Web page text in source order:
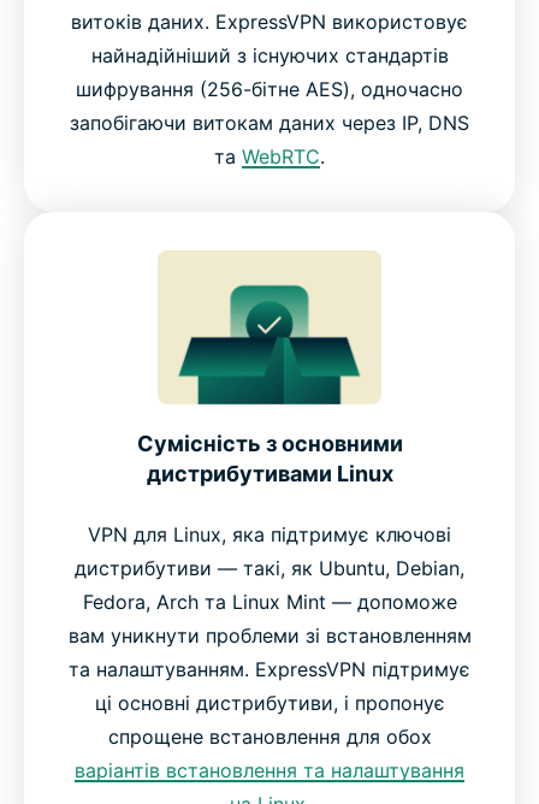
витоків даних. ExpressVPN використовує
найнадійніший з існуючих стандартів
шифрування (256-бітне AES), одночасно
запобігаючи витокам даних через IP, DNS
та WebRTC.
Сумісність з основними
дистрибутивами Linux
VPN для Linux, яка підтримує ключові
дистрибутиви — такі, як Ubuntu, Debian,
Fedora, Arch та Linux Mint — допоможе
вам уникнути проблеми зі встановленням
та налаштуванням. ExpressVPN підтримує
ці основні дистрибутиви, і пропонує
спрощене встановлення для обох
варіантів встановлення та налаштування